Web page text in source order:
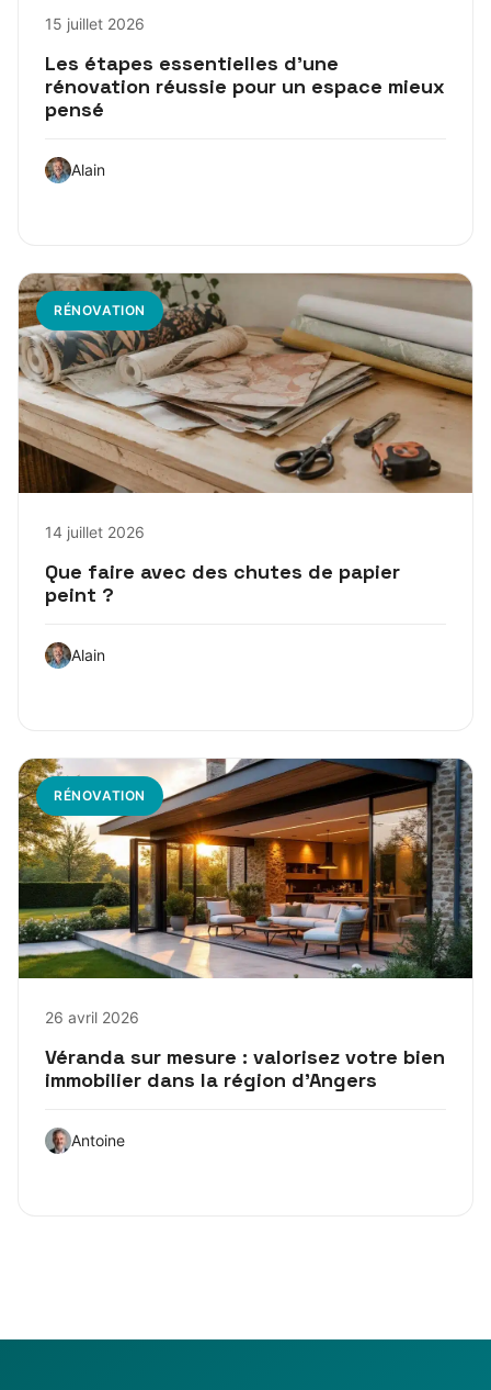
15 juillet 2026
Les étapes essentielles d’une
rénovation réussie pour un espace mieux
pensé
Alain
RÉNOVATION
14 juillet 2026
Que faire avec des chutes de papier
peint ?
Alain
RÉNOVATION
26 avril 2026
Véranda sur mesure : valorisez votre bien
immobilier dans la région d’Angers
Antoine